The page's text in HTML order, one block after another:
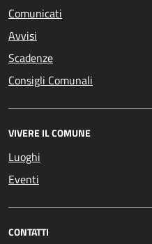
Comunicati
Avvisi
Scadenze
Consigli Comunali
VIVERE IL COMUNE
Luoghi
Eventi
CONTATTI